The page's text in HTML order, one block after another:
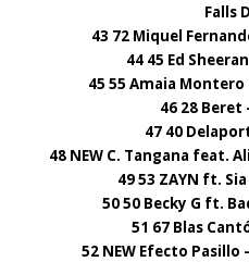
Falls
43 72 Miquel
44 45 Ed
45 55 Amaia
46 28 Beret
47 40
48 NEW C. Tangana feat.
49 53 ZAYN ft.
50 50 Becky G ft.
51 67 Blas
52 NEW Efecto Pasillo